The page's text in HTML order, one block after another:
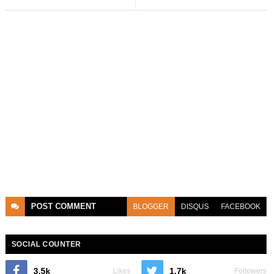
POST COMMENT BLOGGER DISQUS FACEBOOK
SOCIAL COUNTER
3.5k Likes 1.7k Followers